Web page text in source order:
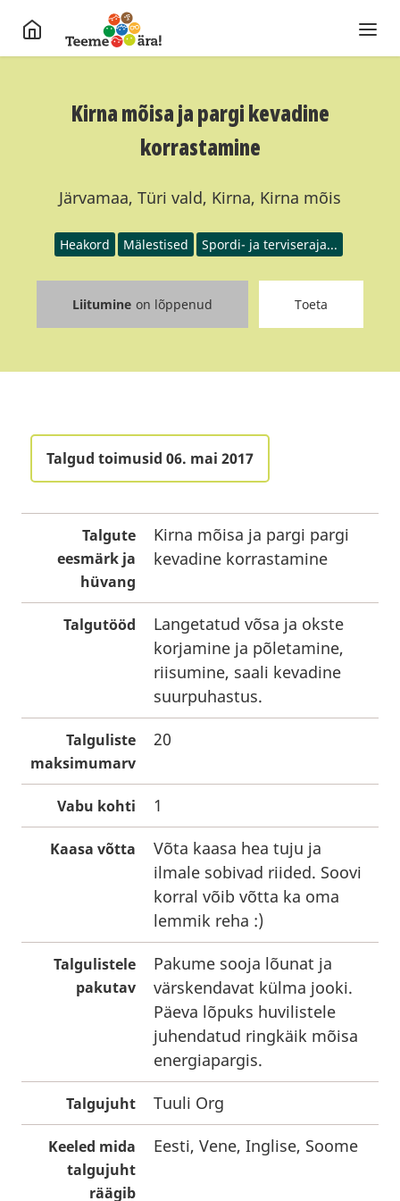
Kirna mõisa ja pargi kevadine
korrastamine
Järvamaa, Türi vald, Kirna, Kirna mõis
Heakord Mälestised Spordi- ja terviseraja...
Liitumine on lõppenud Toeta
Talgud toimusid 06. mai 2017
Talgute
eesmärk ja
hüvang
Kirna mõisa ja pargi pargi
kevadine korrastamine
Talgutööd
Langetatud võsa ja okste
korjamine ja põletamine,
riisumine, saali kevadine
suurpuhastus.
Talguliste
maksimumarv
20
Vabu kohti 1
Kaasa võtta
Võta kaasa hea tuju ja
ilmale sobivad riided. Soovi
korral võib võtta ka oma
lemmik reha :)
Talgulistele
pakutav
Pakume sooja lõunat ja
värskendavat külma jooki.
Päeva lõpuks huvilistele
juhendatud ringkäik mõisa
energiapargis.
Talgujuht Tuuli Org
Keeled mida
talgujuht
räägib
Eesti, Vene, Inglise, Soome